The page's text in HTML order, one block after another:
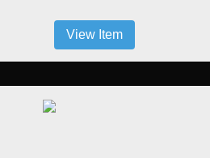
View Item